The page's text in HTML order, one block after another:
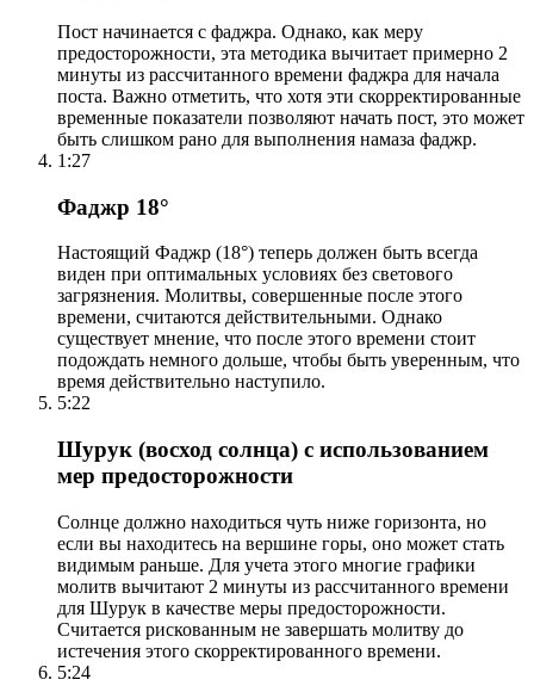
Пост начинается с фаджра. Однако, как меру
предосторожности, эта методика вычитает примерно 2
минуты из рассчитанного времени фаджра для начала
поста. Важно отметить, что хотя эти скорректированные
временные показатели позволяют начать пост, это может
быть слишком рано для выполнения намаза фаджр.
1:27
Фаджр 18°
Настоящий Фаджр (18°) теперь должен быть всегда
виден при оптимальных условиях без светового
загрязнения. Молитвы, совершенные после этого
времени, считаются действительными. Однако
существует мнение, что после этого времени стоит
подождать немного дольше, чтобы быть уверенным, что
время действительно наступило.
5:22
Шурук (восход солнца) с использованием
мер предосторожности
Солнце должно находиться чуть ниже горизонта, но
если вы находитесь на вершине горы, оно может стать
видимым раньше. Для учета этого многие графики
молитв вычитают 2 минуты из рассчитанного времени
для Шурук в качестве меры предосторожности.
Считается рискованным не завершать молитву до
истечения этого скорректированного времени.
5:24